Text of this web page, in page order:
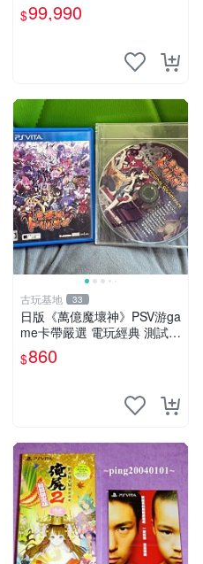
PIECE 3 III 中文版 【台中恐
龍電玩】
$99,990
古玩基地 33
日版《萬億魔壞神》PSV游ga
me卡帶嚴選 電玩經典 測試正
常 完整遊戲內容 附贈未拆封
音樂CD 萬億魔壞神 PSV 游g
$860